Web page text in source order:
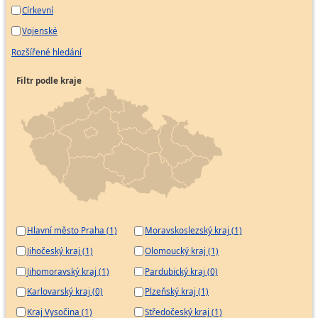
Církevní
Vojenské
Rozšířené hledání
Filtr podle kraje
Hlavní město Praha (1)
Jihočeský kraj (1)
Jihomoravský kraj (1)
Karlovarský kraj (0)
Kraj Vysočina (1)
Moravskoslezský kraj (1)
Olomoucký kraj (1)
Pardubický kraj (0)
Plzeňský kraj (1)
Středočeský kraj (1)